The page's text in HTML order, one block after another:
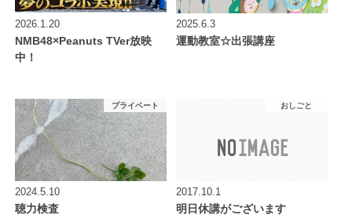
2026.1.20
NMB48×Peanuts TVer放映
中！
2025.6.3
運動教室☆出張講座
プライベート
2024.5.10
聴力検査
おしごと
2017.10.1
明日休講がございます